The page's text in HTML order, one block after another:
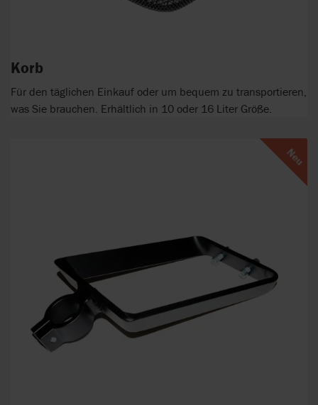
Korb
Für den täglichen Einkauf oder um bequem zu transportieren,
was Sie brauchen. Erhältlich in 10 oder 16 Liter Größe.
Neu